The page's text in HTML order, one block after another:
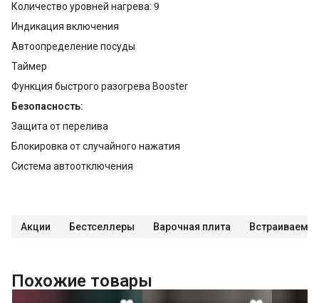
Количество уровней нагрева: 9
Индикация включения
Автоопределение посуды
Таймер
Функция быстрого разогрева Booster
Безопасность:
Защита от перелива
Блокировка от случайного нажатия
Система автоотключения
Акции Бестселлеры Варочная плита
Похожие товары